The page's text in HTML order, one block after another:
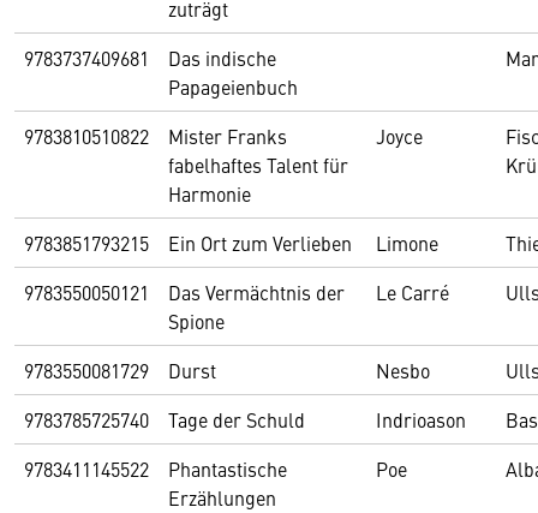
zuträgt
9783737409681
Das indische
Papageienbuch
9783810510822
Mister Franks
fabelhaftes Talent für
Harmonie
Joyce
9783851793215 Ein Ort zum Verlieben Limone
9783550050121
Das Vermächtnis der
Spione
Le Carré
9783550081729 Durst Nesbo
9783785725740
Tage der Schuld Indrioason
9783411145522
Phantastische
Erzählungen
Poe